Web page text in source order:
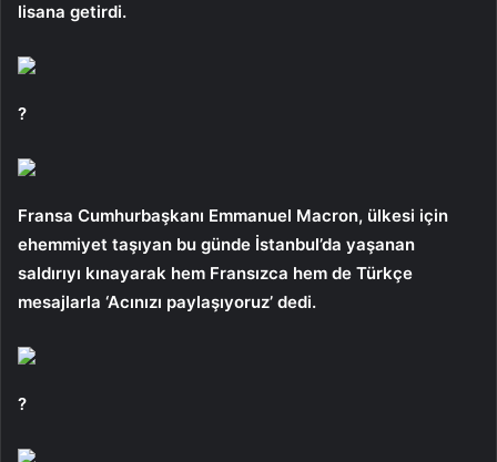
lisana getirdi.
?
Fransa Cumhurbaşkanı Emmanuel Macron, ülkesi için
ehemmiyet taşıyan bu günde İstanbul’da yaşanan
saldırıyı kınayarak hem Fransızca hem de Türkçe
mesajlarla ‘Acınızı paylaşıyoruz’ dedi.
?